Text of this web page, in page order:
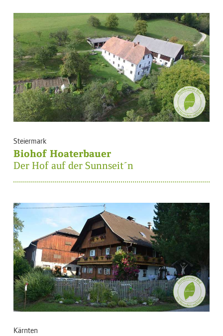
Steiermark
Biohof Hoaterbauer
Der Hof auf der Sunnseit´n
Kärnten